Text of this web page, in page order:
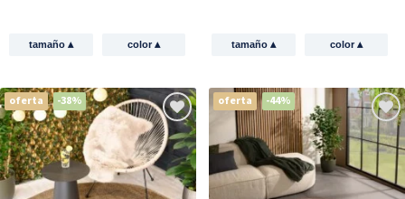
tamaño ▴ color▴ tamaño ▴ color▴
oferta -38% oferta -44%